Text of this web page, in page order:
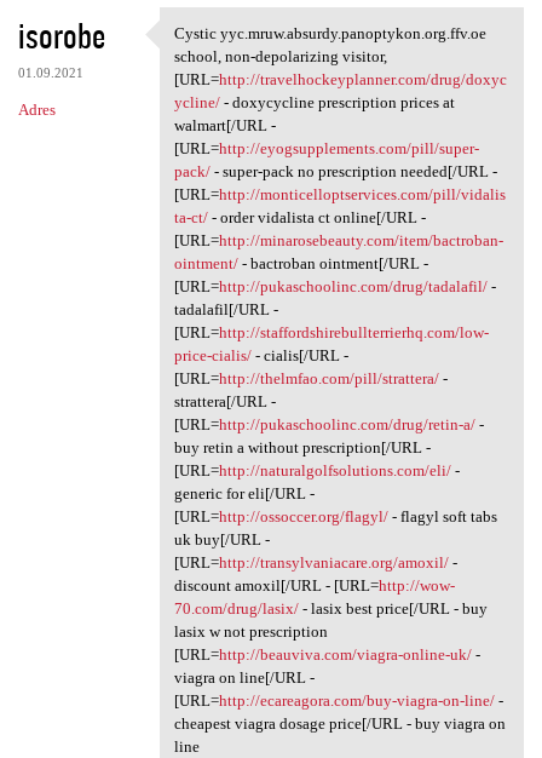
K
o
m
e
isorobe
01.09.2021
Adres
Cystic yyc.mruw.absurdy
Cystic yyc.mruw.absurdy.panoptykon.org.ffv.oe
school, non-depolarizing visitor,
[URL=http://travelhockeyplanner.com/drug/doxyc
ycline/- doxycycline prescription prices at
walmart[/URL -
[URL=http://eyogsupplements.com/pill/super-
pack/- super-pack no prescription needed[/URL -
[URL=http://monticelloptservices.com/pill/vidalis
ta-ct/- order vidalista ct online[/URL -
[URL=http://minarosebeauty.com/item/bactroban-
ointment/- bactroban ointment[/URL -
[URL=http://pukaschoolinc.com/drug/tadalafil/-
tadalafil[/URL -
[URL=http://staffordshirebullterrierhq.com/low-
price-cialis/- cialis[/URL -
[URL=http://thelmfao.com/pill/strattera/-
strattera[/URL -
[URL=http://pukaschoolinc.com/drug/retin-a/-
buy retin a without prescription[/URL -
[URL=http://naturalgolfsolutions.com/eli/-
generic for eli[/URL -
[URL=http://ossoccer.org/flagyl/- flagyl soft tabs
uk buy[/URL -
[URL=http://transylvaniacare.org/amoxil/-
discount amoxil[/URL - [URL=http://wow-
70.com/drug/lasix/- lasix best price[/URL - buy
lasix w not prescription
[URL=http://beauviva.com/viagra-online-uk/-
viagra on line[/URL -
[URL=http://ecareagora.com/buy-viagra-on-line/-
cheapest viagra dosage price[/URL - buy viagra on
line